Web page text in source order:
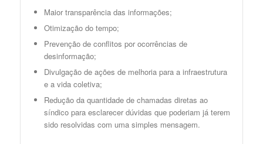
Maior transparência das informações;
Otimização do tempo;
Prevenção de conflitos por ocorrências de
desinformação;
Divulgação de ações de melhoria para a infraestrutura
e a vida coletiva;
Redução da quantidade de chamadas diretas ao
síndico para esclarecer dúvidas que poderiam já terem
sido resolvidas com uma simples mensagem.